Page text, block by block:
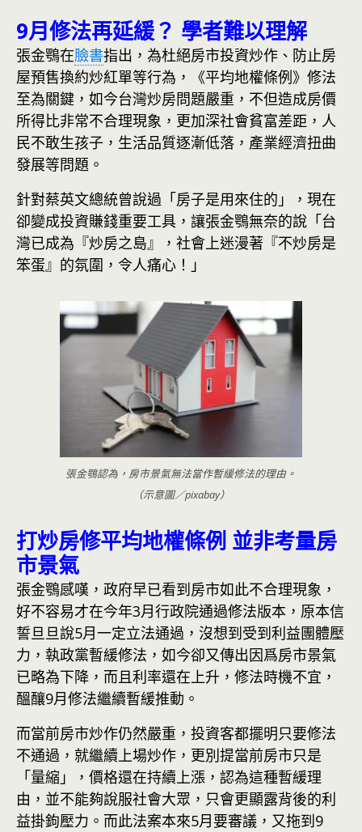
9月修法再延緩？ 學者難以理解
張金鶚在臉書指出，為杜絕房市投資炒作、防止房
屋預售換約炒紅單等行為，《平均地權條例》修法
至為關鍵，如今台灣炒房問題嚴重，不但造成房價
所得比非常不合理現象，更加深社會貧富差距，人
民不敢生孩子，生活品質逐漸低落，產業經濟扭曲
發展等問題。
針對蔡英文總統曾說過「房子是用來住的」，現在
卻變成投資賺錢重要工具，讓張金鶚無奈的說「台
灣已成為『炒房之島』，社會上迷漫著『不炒房是
笨蛋』的氛圍，令人痛心！」
張金鶚認為，房市景氣無法當作暫緩修法的理由。
（示意圖／pixabay）
打炒房修平均地權條例 並非考量房
市景氣
張金鶚感嘆，政府早已看到房市如此不合理現象，
好不容易才在今年3月行政院通過修法版本，原本信
誓旦旦說5月一定立法通過，沒想到受到利益團體壓
力，執政黨暫緩修法，如今卻又傳出因爲房市景氣
已略為下降，而且利率還在上升，修法時機不宜，
醞釀9月修法繼續暫緩推動。
而當前房市炒作仍然嚴重，投資客都擺明只要修法
不通過，就繼續上場炒作，更別提當前房市只是
「量縮」，價格還在持續上漲，認為這種暫緩理
由，並不能夠說服社會大眾，只會更顯露背後的利
益掛鉤壓力。而此法案本來5月要審議，又拖到9